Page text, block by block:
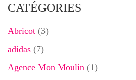
CATÉGORIES
Abricot (3)
adidas (7)
Agence Mon Moulin (1)